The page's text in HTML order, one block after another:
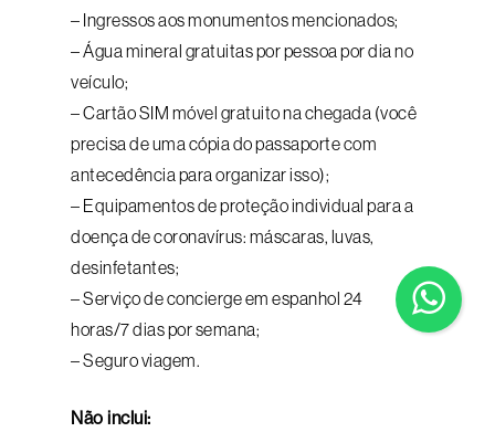
– Ingressos aos monumentos mencionados;
– Água mineral gratuitas por pessoa por dia no
veículo;
– Cartão SIM móvel gratuito na chegada (você
precisa de uma cópia do passaporte com
antecedência para organizar isso);
– Equipamentos de proteção individual para a
doença de coronavírus: máscaras, luvas,
desinfetantes;
– Serviço de concierge em espanhol 24
horas/7 dias por semana;
– Seguro viagem.
Não inclui: